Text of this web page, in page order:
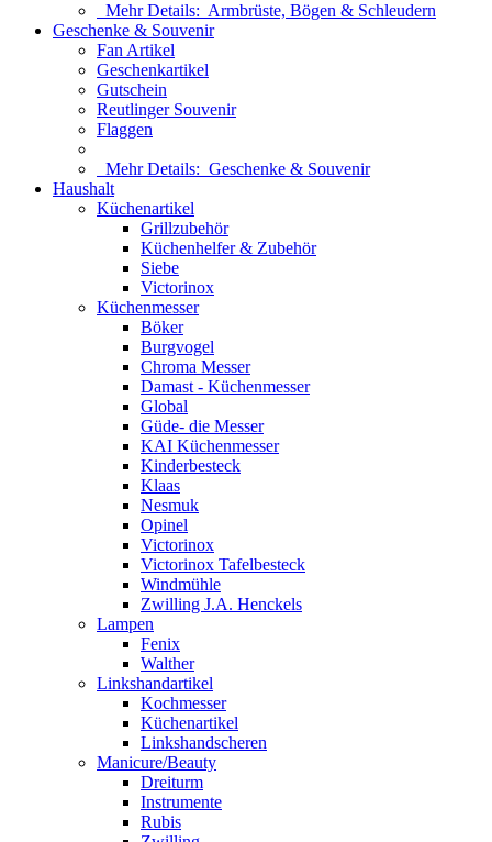
Mehr Details: Armbrüste, Bögen & Schleudern
Geschenke & Souvenir
Fan Artikel
Geschenkartikel
Gutschein
Reutlinger Souvenir
Flaggen
Mehr Details: Geschenke & Souvenir
Haushalt
Küchenartikel
Grillzubehör
Küchenhelfer & Zubehör
Siebe
Victorinox
Küchenmesser
Böker
Burgvogel
Chroma Messer
Damast - Küchenmesser
Global
Güde- die Messer
KAI Küchenmesser
Kinderbesteck
Klaas
Nesmuk
Opinel
Victorinox
Victorinox Tafelbesteck
Windmühle
Zwilling J.A. Henckels
Lampen
Fenix
Walther
Linkshandartikel
Kochmesser
Küchenartikel
Linkshandscheren
Manicure/Beauty
Dreiturm
Instrumente
Rubis